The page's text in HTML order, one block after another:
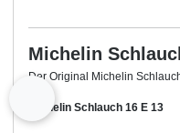
zurück
Michelin
Der Original Michelin
Michelin Schlauch 16 E 13